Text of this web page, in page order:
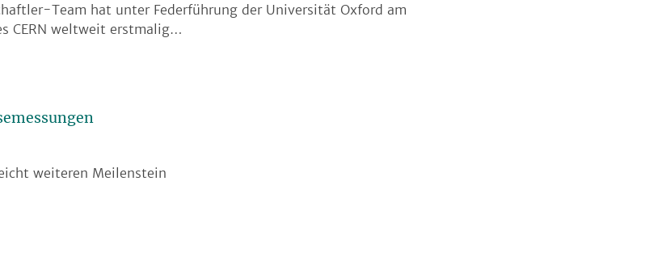
Team hat unter Federführung der Universität Oxford am
CERN weltweit erstmalig…
weiteren Meilenstein